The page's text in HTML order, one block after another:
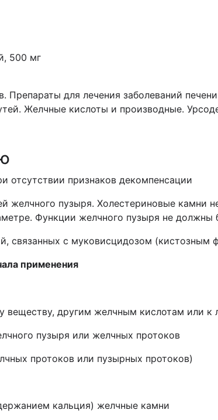
500 мг
Препараты для лечения заболеваний
Желчные кислоты и производные.
отсутствии признаков декомпенсации
желчного пузыря. Холестериновые камни
Функции желчного пузыря не
связанных с муковисцидозом (кистозным
применения
веществу, другим желчным кислотам или
пузыря или желчных протоков
протоков или пузырных протоков)
кальция) желчные камни